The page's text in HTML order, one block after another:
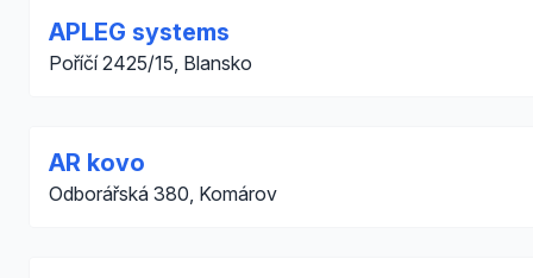
APLEG systems
Poříčí 2425/15, Blansko
AR kovo
Odborářská 380, Komárov